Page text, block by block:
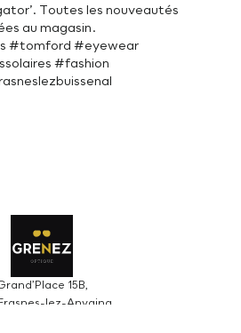
Toutes les nouveautés
au magasin.
#tomford #eyewear
#fashion
15B,
Frasnes-lez-Anvaing